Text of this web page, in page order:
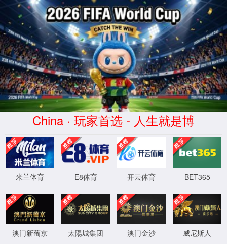
168直播(CHN)体育赛事免费观看-
Official Platform
页面错误！请稍后再试～
XML 地图